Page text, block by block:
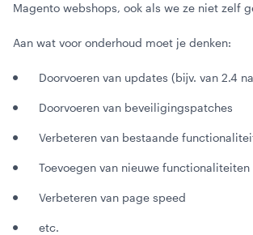
Magento webshops, ook als we ze niet zelf
Aan wat voor onderhoud moet je denken:
Doorvoeren van updates (bijv. van 2.4
Doorvoeren van beveiligingspatches
Verbeteren van bestaande
Toevoegen van nieuwe functionaliteiten
Verbeteren van page speed
etc.